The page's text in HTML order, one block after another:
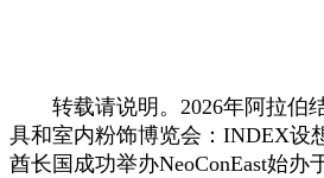
转载请说明。2026年阿拉伯
具和室内粉饰博览会：INDEX设
酋长国成功举办NeoConEast始办